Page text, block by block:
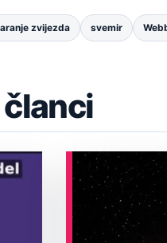
zvijezda svemir